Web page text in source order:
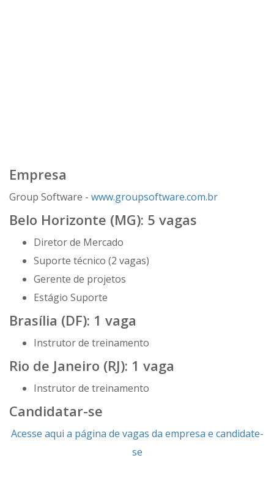
Empresa
Group Software - www.groupsoftware.com.br
Belo Horizonte (MG): 5 vagas
Diretor de Mercado
Suporte técnico (2 vagas)
Gerente de projetos
Estágio Suporte
Brasília (DF): 1 vaga
Instrutor de treinamento
Rio de Janeiro (RJ): 1 vaga
Instrutor de treinamento
Candidatar-se
Acesse aqui a página de vagas da empresa e candidate-
se